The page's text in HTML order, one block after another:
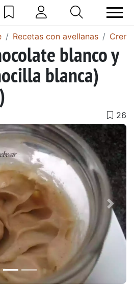
Recetas con avellanas
blanco y
blanca)